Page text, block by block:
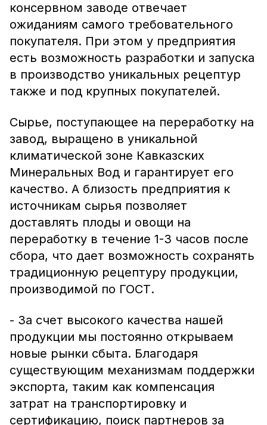
консервном заводе отвечает
ожиданиям самого требовательного
покупателя. При этом у предприятия
есть возможность разработки и запуска
в производство уникальных рецептур
также и под крупных покупателей.
Сырье, поступающее на переработку на
завод, выращено в уникальной
климатической зоне Кавказских
Минеральных Вод и гарантирует его
качество. А близость предприятия к
источникам сырья позволяет
доставлять плоды и овощи на
переработку в течение 1-3 часов после
сбора, что дает возможность сохранять
традиционную рецептуру продукции,
производимой по ГОСТ.
- За счет высокого качества нашей
продукции мы постоянно открываем
новые рынки сбыта. Благодаря
существующим механизмам поддержки
экспорта, таким как компенсация
затрат на транспортировку и
сертификацию, поиск партнеров за